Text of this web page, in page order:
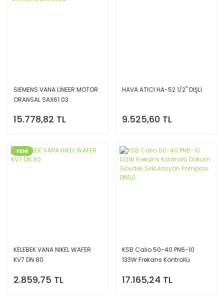
SIEMENS VANA LİNEER MOTOR
ORANSAL SAX61.03
15.778,82 TL
HAVA ATICI HA-52 1/2'' DİŞLİ
9.525,60 TL
YENİ
KELEBEK VANA NİKEL WAFER
KV7 DN 80
2.859,75 TL
KSB Calio 50-40 PN6-10
133W Frekans Kontrollü
Pompası DN50
17.165,24 TL